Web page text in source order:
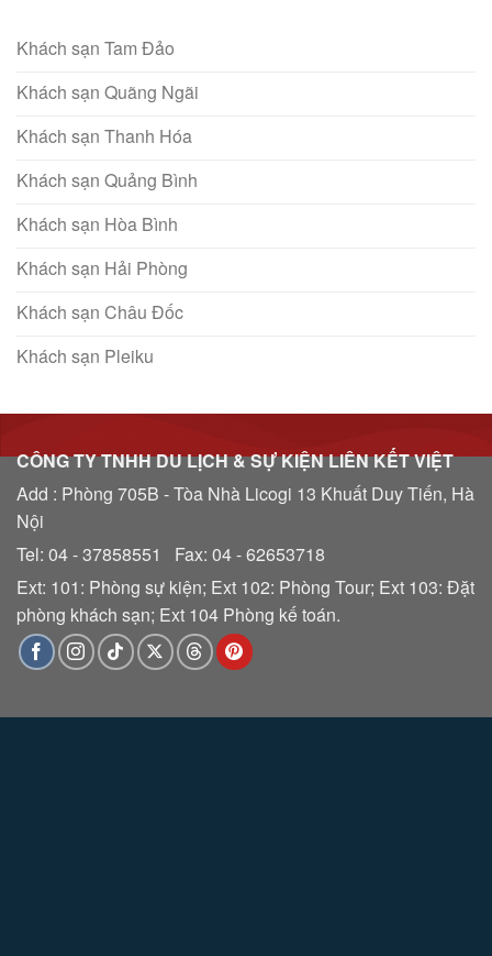
Khách sạn Tam Đảo
Khách sạn Quãng Ngãi
Khách sạn Thanh Hóa
Khách sạn Quảng Bình
Khách sạn Hòa Bình
Khách sạn Hải Phòng
Khách sạn Châu Đốc
Khách sạn Pleiku
CÔNG TY TNHH DU LỊCH & SỰ KIỆN LIÊN KẾT VIỆT
Add : Phòng 705B - Tòa Nhà Licogi 13 Khuất Duy Tiến, Hà
Nội
Tel: 04 - 37858551 Fax: 04 - 62653718
Ext: 101: Phòng sự kiện; Ext 102: Phòng Tour; Ext 103: Đặt
phòng khách sạn; Ext 104 Phòng kế toán.